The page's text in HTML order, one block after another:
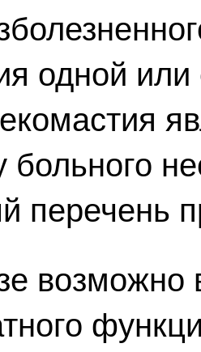
одной
больного
перечень
возможно